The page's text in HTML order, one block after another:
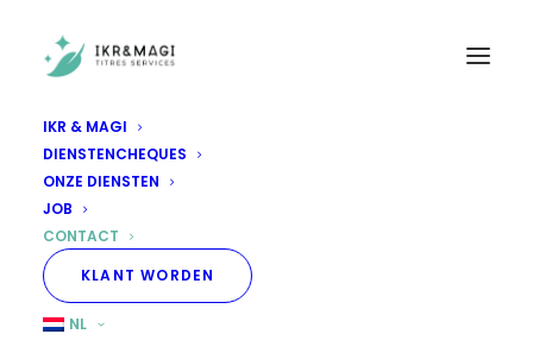
IKR & MAGI
DIENSTENCHEQUES
ONZE DIENSTEN
JOB
CONTACT
KLANT WORDEN
NL
Hoe ons te contacteren ?
IKR & MAGI